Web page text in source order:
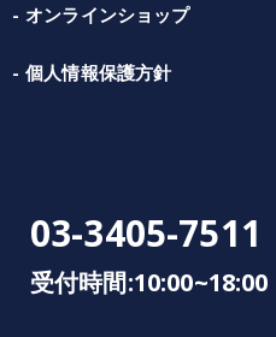
オンラインショップ
個人情報保護方針
03-3405-7511
受付時間:10:00~18:00